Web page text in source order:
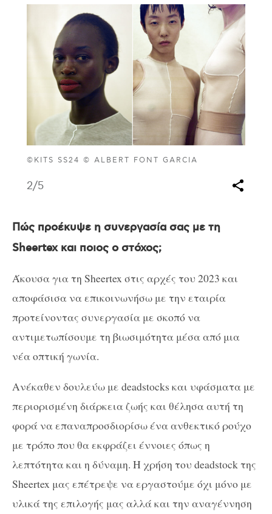
©KITS SS24 © ALBERT FONT GARCIA
2/5
Πώς προέκυψε η συνεργασία σας με τη
Sheertex και ποιος ο στόχος;
Άκουσα για τη Sheertex στις αρχές του 2023 και
αποφάσισα να επικοινωνήσω με την εταιρία
προτείνοντας συνεργασία με σκοπό να
αντιμετωπίσουμε τη βιωσιμότητα μέσα από μια
νέα οπτική γωνία.
Ανέκαθεν δουλεύω με deadstocks και υφάσματα με
περιορισμένη διάρκεια ζωής και θέλησα αυτή τη
φορά να επαναπροσδιορίσω ένα ανθεκτικό ρούχο
με τρόπο που θα εκφράζει έννοιες όπως η
λεπτότητα και η δύναμη. Η χρήση του deadstock της
Sheertex μας επέτρεψε να εργαστούμε όχι μόνο με
υλικά της επιλογής μας αλλά και την αναγέννηση